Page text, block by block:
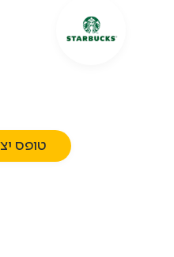
טופס